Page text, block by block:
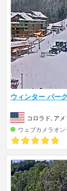
ウィンター パー
コロラド, アメ
ウェブカメラオン